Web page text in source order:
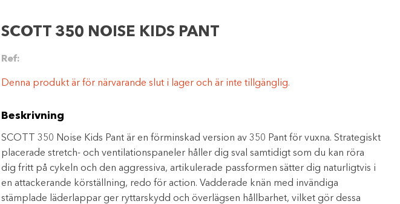
SCOTT 350 NOISE KIDS PANT
Ref:
Denna produkt är för närvarande slut i lager och är inte tillgänglig.
Beskrivning
SCOTT 350 Noise Kids Pant är en förminskad version av 350 Pant för vuxna. Strategiskt
placerade stretch- och ventilationspaneler håller dig sval samtidigt som du kan röra
dig fritt på cykeln och den aggressiva, artikulerade passformen sätter dig naturligtvis i
en attackerande körställning, redo för action. Vadderade knän med invändiga
stämplade läderlappar ger ryttarskydd och överlägsen hållbarhet, vilket gör dessa